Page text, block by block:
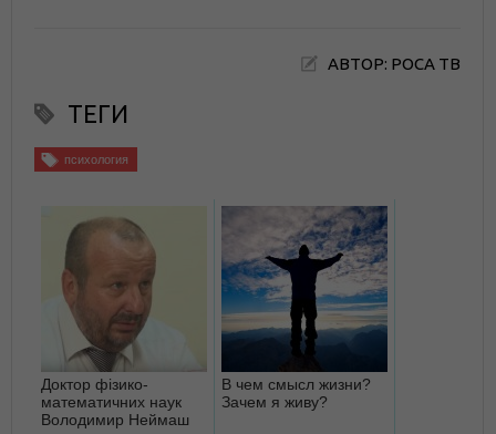
АВТОР: РОСА ТВ
ТЕГИ
психология
Доктор фізико-
математичних наук
Володимир Неймаш
В чем смысл жизни?
Зачем я живу?